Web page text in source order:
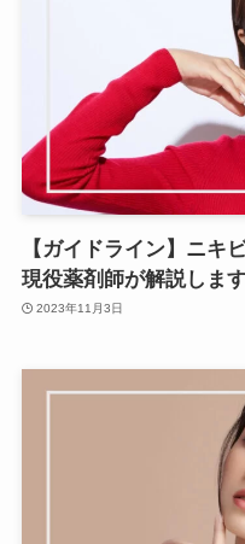
【ガイドライン】ニキ
現役薬剤師が解説します
2023年11月3日